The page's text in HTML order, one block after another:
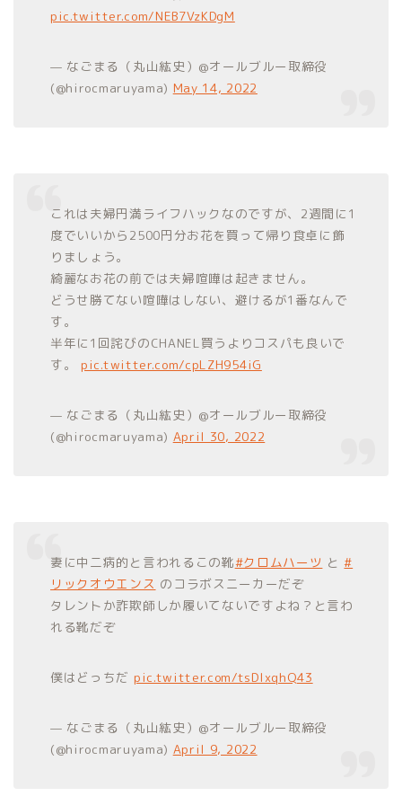
pic.twitter.com/NEB7VzKDgM
— なごまる（丸山紘史）@オールブルー取締役
(@hirocmaruyama) May 14, 2022
これは夫婦円満ライフハックなのですが、2週間に1
度でいいから2500円分お花を買って帰り食卓に飾
りましょう。
綺麗なお花の前では夫婦喧嘩は起きません。
どうせ勝てない喧嘩はしない、避けるが1番なんで
す。
半年に1回詫びのCHANEL買うよりコスパも良いで
す。pic.twitter.com/cpLZH954iG
— なごまる（丸山紘史）@オールブルー取締役
(@hirocmaruyama) April 30, 2022
妻に中二病的と言われるこの靴#クロムハーツ と#
リックオウエンス のコラボスニーカーだぞ
タレントか詐欺師しか履いてないですよね？と言わ
れる靴だぞ
僕はどっちだ pic.twitter.com/tsDIxqhQ43
— なごまる（丸山紘史）@オールブルー取締役
(@hirocmaruyama) April 9, 2022